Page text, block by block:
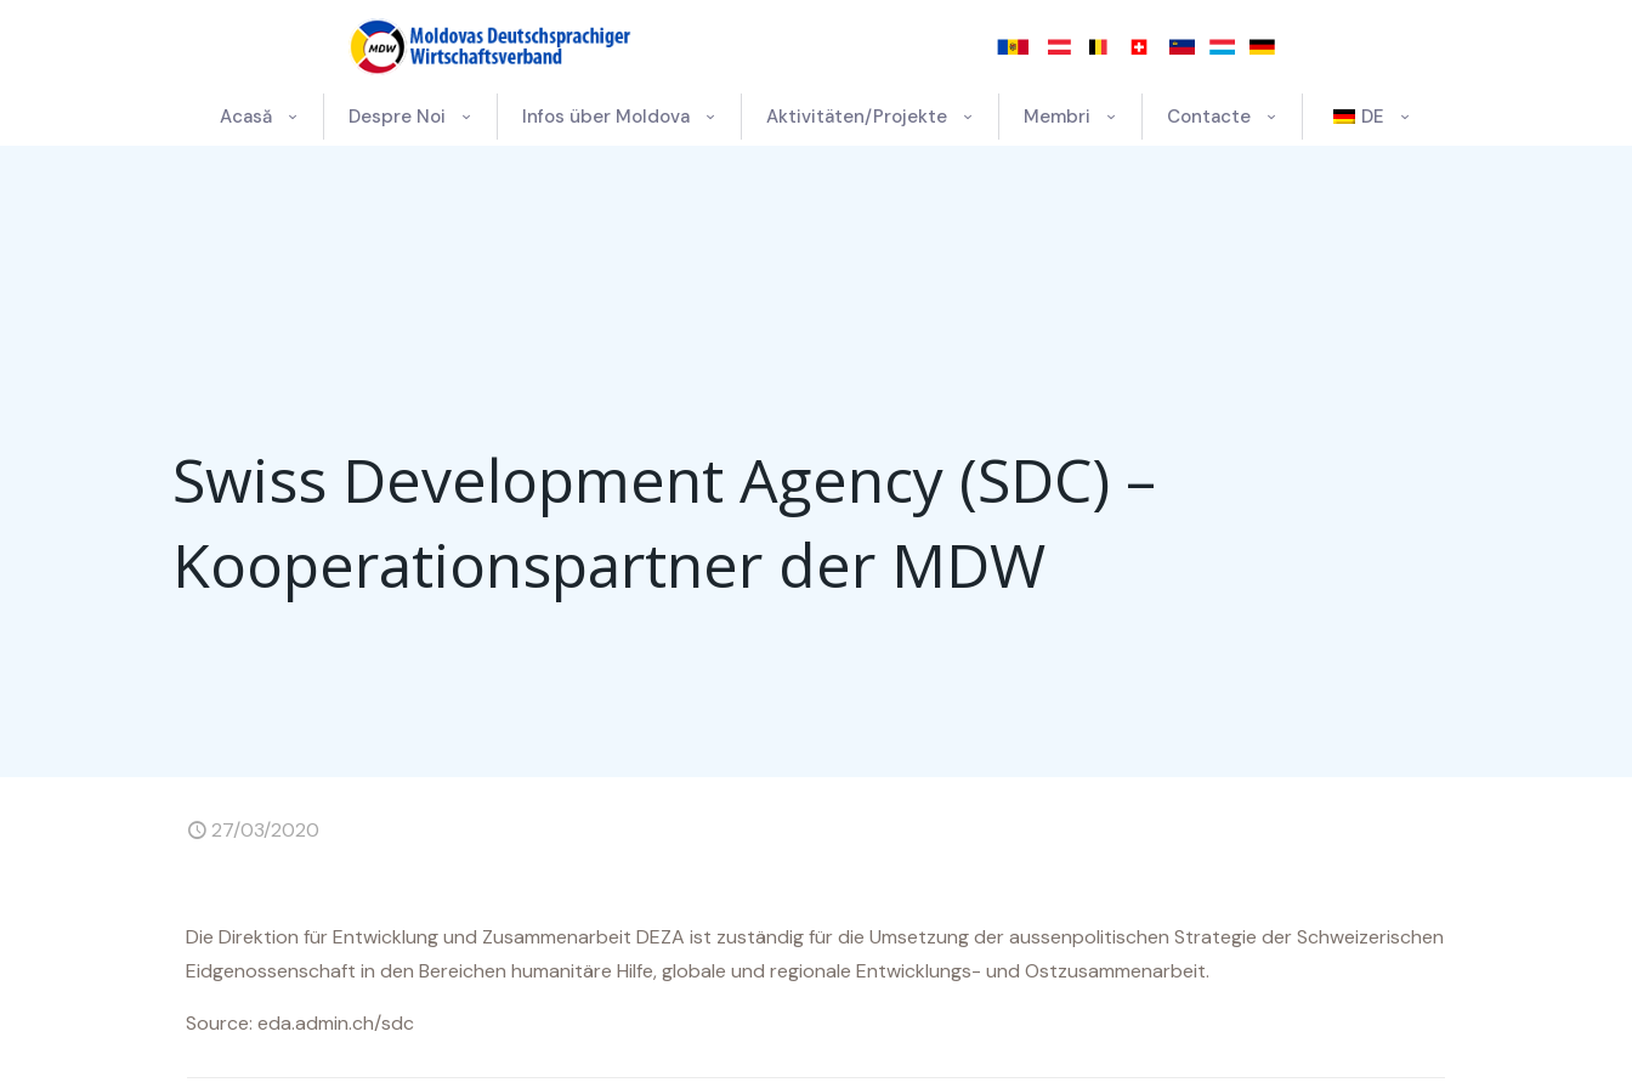
Acasă Despre Noi Infos über Moldova Aktivitäten/Projekte Membri Contacte DE
Swiss Development Agency (SDC) –
Kooperationspartner der MDW
27/03/2020
Die Direktion für Entwicklung und Zusammenarbeit DEZA ist zuständig für die Umsetzung der aussenpolitischen Strategie der Schweizerischen
Eidgenossenschaft in den Bereichen humanitäre Hilfe, globale und regionale Entwicklungs- und Ostzusammenarbeit.
Source: eda.admin.ch/sdc